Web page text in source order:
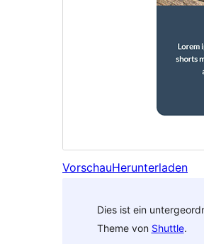
VorschauHerunterladen
Dies ist ein
Theme von Shuttle.